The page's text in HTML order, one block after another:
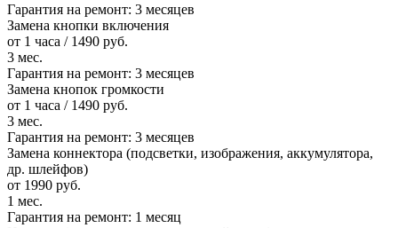
Гарантия на ремонт: 3 месяцев
Замена кнопки включения
от 1 часа / 1490 руб.
3 мес.
Гарантия на ремонт: 3 месяцев
Замена кнопок громкости
от 1 часа / 1490 руб.
3 мес.
Гарантия на ремонт: 3 месяцев
Замена коннектора (подсветки, изображения, аккумулятора,
др. шлейфов)
от 1990 руб.
1 мес.
Гарантия на ремонт: 1 месяц